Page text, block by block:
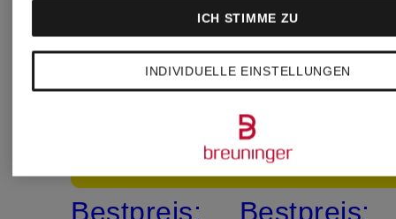
Blusentop
LIAN
Satin129,99 €
Bestpreis:
Satin-
Culotte
GEORDIE
229,99
Bestpreis:
INDIVIDUELLE EINSTELLUNGEN
ICH STIMME ZU